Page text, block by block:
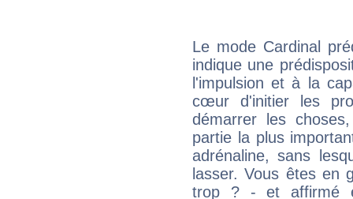
Le mode Cardinal
indique une
l'impulsion et à la
cœur d'initier les
démarrer les
partie la plus
adrénaline, sans
lasser. Vous êtes en
trop ? - et affirmé